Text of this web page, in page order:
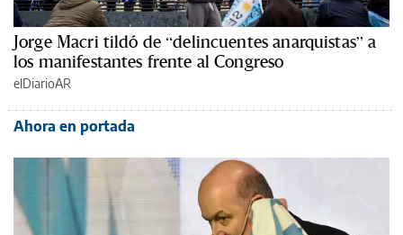
Jorge Macri tildó de “delincuentes anarquistas” a
los manifestantes frente al Congreso
elDiarioAR
Ahora en portada